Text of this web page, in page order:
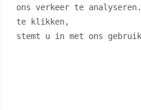
ons verkeer te
te klikken,
stemt u in met ons
is niet alleen leuk, maar geeft
een klus zelf hebt geklaard.
geld uitsparen.